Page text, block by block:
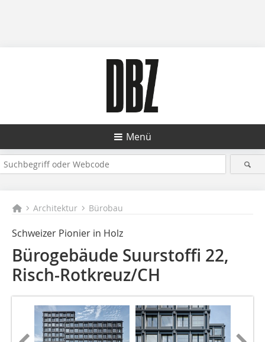
Menü
Architektur Bürobau
Schweizer Pionier in Holz
Bürogebäude Suurstoffi 22,
Risch-Rotkreuz/CH